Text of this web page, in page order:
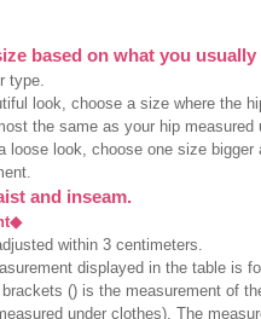
based on what you usually
type.
look, choose a size where the
the same as your hip measured
loose look, choose one size bigger
and inseam.
within 3 centimeters.
displayed in the table is
() is the measurement of
under clothes). The